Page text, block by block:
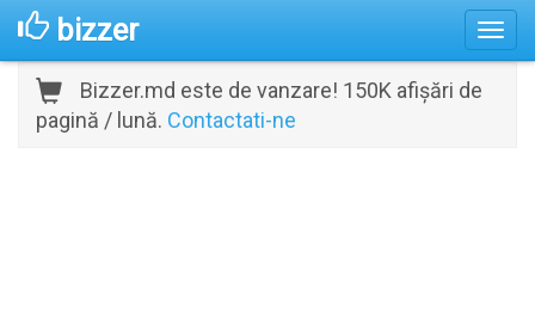
bizzer
Bizzer.md este de vanzare! 150K afișări de
pagină / lună. Contactati-ne